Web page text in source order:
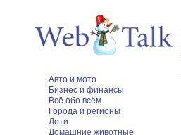
Авто и мото
Бизнес и финансы
Всё обо всём
Города и регионы
Дети
Домашние животные